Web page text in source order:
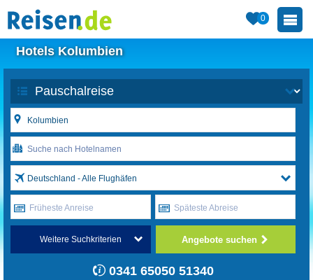
0
Hotels Kolumbien
Deutschland - Alle Flughäfen
Früheste Anreise Späteste Abreise
Weitere Suchkriterien Angebote suchen
0341 65050 51340